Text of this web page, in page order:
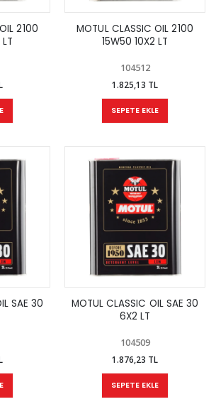
2100
MOTUL CLASSIC OIL 2100
15W50 10X2 LT
104512
1.825,13 TL
SEPETE EKLE
SAE 30
MOTUL CLASSIC OIL SAE 30
6X2 LT
104509
1.876,23 TL
SEPETE EKLE